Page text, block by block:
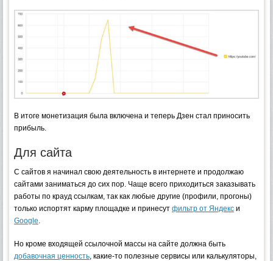
В итоге монетизация была включена и теперь Дзен стал приносить
прибыль.
Для сайта
С сайтов я начинал свою деятельность в интернете и продолжаю
сайтами заниматься до сих пор. Чаще всего приходиться заказывать
работы по крауд ссылкам, так как любые другие (профили, прогоны)
только испортят карму площадке и принесут фильтр от Яндекс и
Google.
Но кроме входящей ссылочной массы на сайте должна быть
добавочная ценность, какие-то полезные сервисы или калькуляторы,